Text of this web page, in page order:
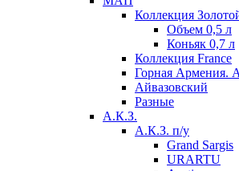
Коллекция
Объем 0,5 л
Коньяк 0,7 л
Коллекция France
Горная Армения.
Айвазовский
Разные
А.К.З.
А.К.З. п/у
Grand Sargis
URARTU